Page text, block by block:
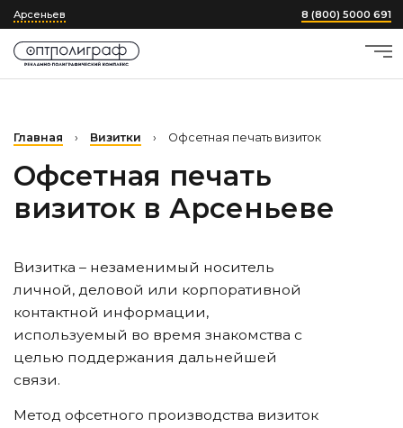
Арсеньев 8 (800) 5000 691
Главная › Визитки › Офсетная печать визиток
Офсетная печать
визиток в Арсеньеве
Визитка – незаменимый носитель
личной, деловой или корпоративной
контактной информации,
используемый во время знакомства с
целью поддержания дальнейшей
связи.
Метод офсетного производства визиток